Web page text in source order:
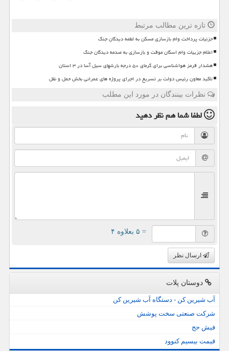
تازه ترین مطالب مرتبط
جزئیات پرداخت وام بازسازی مسکن به لطمه دیدگان جنگ
اعلام جزییات وام اسکان موقت و بازسازی به صدمه دیدگان جنگ
هشدار قرمز هواشناسی برای گرمای ۵۰ درجه بارشهای سیل آسا در ۳ استان
تاکید معاون رئیس دولت بر تسریع در اجرای پروژه های عمرانی بخش حمل و نقل
نظرات بینندگان در مورد این مطلب
لطفا شما همنظر دهید
= ۵ بعلاوه ۴
ارسال نظر
دوستان پلات
آب شیرین کن - دستگاه آب شیرین کن
شرکت صنعتی سخت پوشش
فیش حج
قیمت بیسیم کنوود